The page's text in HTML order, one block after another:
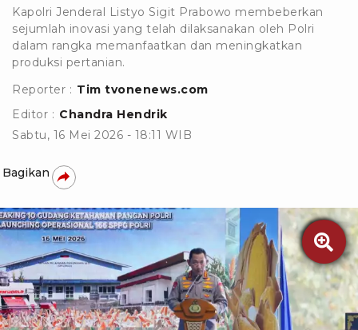
Kapolri Jenderal Listyo Sigit Prabowo membeberkan
sejumlah inovasi yang telah dilaksanakan oleh Polri
dalam rangka memanfaatkan dan meningkatkan
produksi pertanian.
Reporter : Tim tvonenews.com
Editor : Chandra Hendrik
Sabtu, 16 Mei 2026 - 18:11 WIB
Bagikan
